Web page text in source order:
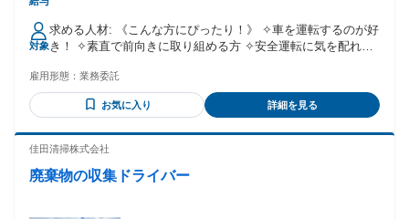
対象
求める人材: 《こんな方にぴったり！》 ✧車を運転するのが好
き！ ✧素直で前向きに取り組める方 ✧安全運転に気を配れる
を目指したい方 ✧サラリーマンではなく、自由な働き方をし
たい！ ✧将来の独立資金のためにお金を貯めたい! ✧笑顔でコ
ミュニケーションが取れる方 ✧モクモクと1人で作業すること
＞ ・普通自動車免許必須（AT限定可） ・未経験者、経験者と
問・経験不問（中卒・高卒OK） ・ブランクOK ・第二新卒歓
雇用形態： 業務委託
お気に入り 詳細を見る
佳田清掃株式会社
廃棄物の収集ドライバー